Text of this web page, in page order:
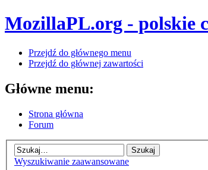
MozillaPL.org - polskie
Przejdź do głównego menu
Przejdź do głównej zawartości
Główne menu:
Strona główna
Forum
Wyszukiwanie zaawansowane